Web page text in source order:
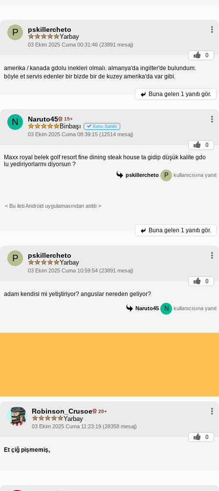
P pskillercheto
Yarbay
03 Ekim 2025 Cuma 00:31:46 (23891 mesaj)
0
amerika / kanada gdolu inekleri olmalı. almanya'da ingilter'de bulundum.
böyle et servis edenler bir bizde bir de kuzey amerika'da var gibi.
Buna gelen 1 yanıtı gör.
N Naruto45 15+
Binbaşı Konu Sahibi
03 Ekim 2025 Cuma 08:39:15 (12514 mesaj)
0
Maxx royal belek golf resort fine dining steak house ta gidip düşük kalite gdo
lu yediriyorlarmı diyorsun ?
pskillercheto P kullanıcısına yanıt
< Bu ileti Android uygulamasından atıldı >
Buna gelen 1 yanıtı gör.
P pskillercheto
Yarbay
03 Ekim 2025 Cuma 10:59:54 (23891 mesaj)
0
adam kendisi mi yetiştiriyor? anguslar nereden geliyor?
Naruto45 N kullanıcısına yanıt
Robinson_Crusoe 20+
Yarbay
03 Ekim 2025 Cuma 11:23:19 (28358 mesaj)
0
Et çiğ pişmemiş,